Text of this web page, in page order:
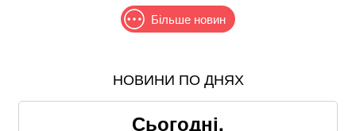
Більше новин
Зеленський та Сибіга відреагували на ухвалення
НОВИНИ ПО ДНЯХ
Сьогодні,